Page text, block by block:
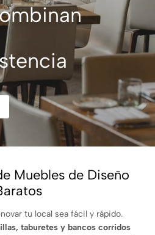
Muebles de Diseño
tu local sea fácil y rápido.
taburetes y bancos corridos